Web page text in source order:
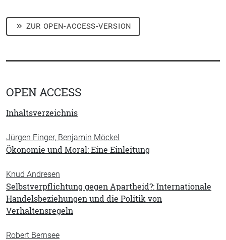
ZUR OPEN-ACCESS-VERSION
OPEN ACCESS
Inhaltsverzeichnis
Jürgen Finger, Benjamin Möckel
Ökonomie und Moral: Eine Einleitung
Knud Andresen
Selbstverpflichtung gegen Apartheid?: Internationale
Handelsbeziehungen und die Politik von
Verhaltensregeln
Robert Bernsee